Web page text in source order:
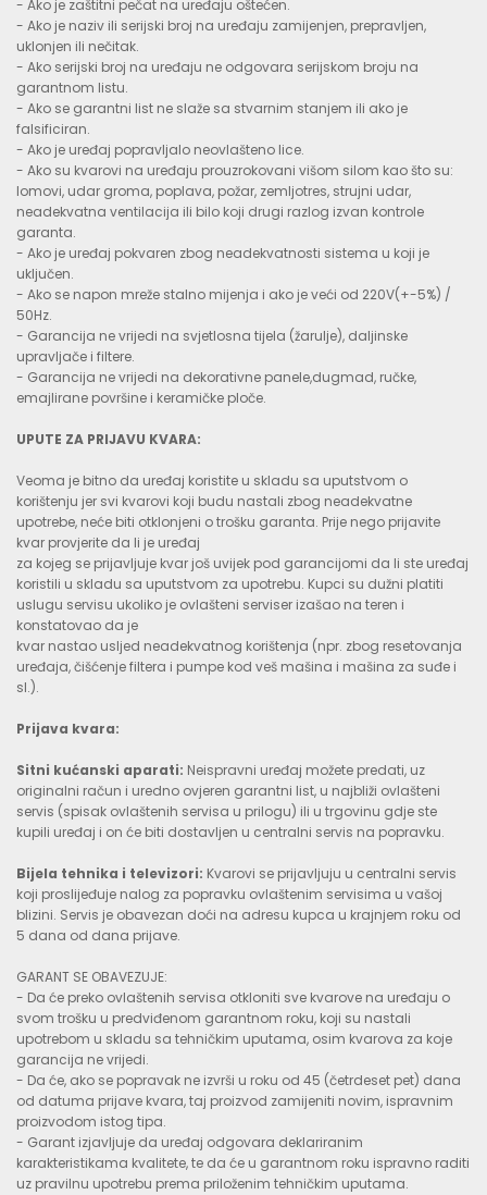
- Ako je zaštitni pečat na uređaju oštećen.
- Ako je naziv ili serijski broj na uređaju zamijenjen, prepravljen,
uklonjen ili nečitak.
- Ako serijski broj na uređaju ne odgovara serijskom broju na
garantnom listu.
- Ako se garantni list ne slaže sa stvarnim stanjem ili ako je
falsificiran.
- Ako je uređaj popravljalo neovlašteno lice.
- Ako su kvarovi na uređaju prouzrokovani višom silom kao što su:
lomovi, udar groma, poplava, požar, zemljotres, strujni udar,
neadekvatna ventilacija ili bilo koji drugi razlog izvan kontrole
garanta.
- Ako je uređaj pokvaren zbog neadekvatnosti sistema u koji je
uključen.
- Ako se napon mreže stalno mijenja i ako je veći od 220V(+-5%) /
50Hz.
- Garancija ne vrijedi na svjetlosna tijela (žarulje), daljinske
upravljače i filtere.
- Garancija ne vrijedi na dekorativne panele,dugmad, ručke,
emajlirane površine i keramičke ploče.
UPUTE ZA PRIJAVU KVARA:
Veoma je bitno da uređaj koristite u skladu sa uputstvom o
korištenju jer svi kvarovi koji budu nastali zbog neadekvatne
upotrebe, neće biti otklonjeni o trošku garanta. Prije nego prijavite
kvar provjerite da li je uređaj
za kojeg se prijavljuje kvar još uvijek pod garancijomi da li ste uređaj
koristili u skladu sa uputstvom za upotrebu. Kupci su dužni platiti
uslugu servisu ukoliko je ovlašteni serviser izašao na teren i
konstatovao da je
kvar nastao usljed neadekvatnog korištenja (npr. zbog resetovanja
uređaja, čišćenje filtera i pumpe kod veš mašina i mašina za suđe i
sl.).
Prijava kvara:
Sitni kućanski aparati: Neispravni uređaj možete predati, uz
originalni račun i uredno ovjeren garantni list, u najbliži ovlašteni
servis (spisak ovlaštenih servisa u prilogu) ili u trgovinu gdje ste
kupili uređaj i on će biti dostavljen u centralni servis na popravku.
Bijela tehnika i televizori: Kvarovi se prijavljuju u centralni servis
koji proslijeđuje nalog za popravku ovlaštenim servisima u vašoj
blizini. Servis je obavezan doći na adresu kupca u krajnjem roku od
5 dana od dana prijave.
GARANT SE OBAVEZUJE:
- Da će preko ovlaštenih servisa otkloniti sve kvarove na uređaju o
svom trošku u predviđenom garantnom roku, koji su nastali
upotrebom u skladu sa tehničkim uputama, osim kvarova za koje
garancija ne vrijedi.
- Da će, ako se popravak ne izvrši u roku od 45 (četrdeset pet) dana
od datuma prijave kvara, taj proizvod zamijeniti novim, ispravnim
proizvodom istog tipa.
- Garant izjavljuje da uređaj odgovara deklariranim
karakteristikama kvalitete, te da će u garantnom roku ispravno raditi
uz pravilnu upotrebu prema priloženim tehničkim uputama.